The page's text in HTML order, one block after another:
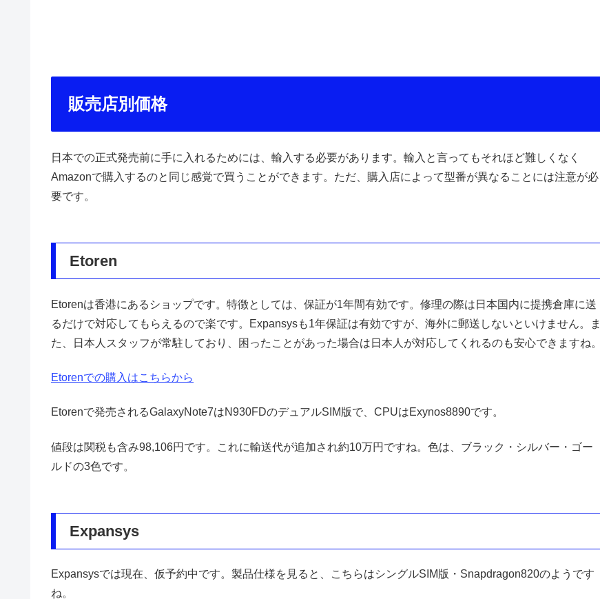
販売店別価格
日本での正式発売前に手に入れるためには、輸入する必要があります。輸入と言ってもそれほど難しくなく
Amazonで購入するのと同じ感覚で買うことができます。ただ、購入店によって型番が異なることには注意が必
要です。
Etoren
Etorenは香港にあるショップです。特徴としては、保証が1年間有効です。修理の際は日本国内に提携倉庫に送
るだけで対応してもらえるので楽です。Expansysも1年保証は有効ですが、海外に郵送しないといけません。ま
た、日本人スタッフが常駐しており、困ったことがあった場合は日本人が対応してくれるのも安心できますね。
Etorenでの購入はこちらから
Etorenで発売されるGalaxyNote7はN930FDのデュアルSIM版で、CPUはExynos8890です。
値段は関税も含み98,106円です。これに輸送代が追加され約10万円ですね。色は、ブラック・シルバー・ゴー
ルドの3色です。
Expansys
Expansysでは現在、仮予約中です。製品仕様を見ると、こちらはシングルSIM版・Snapdragon820のようです
ね。